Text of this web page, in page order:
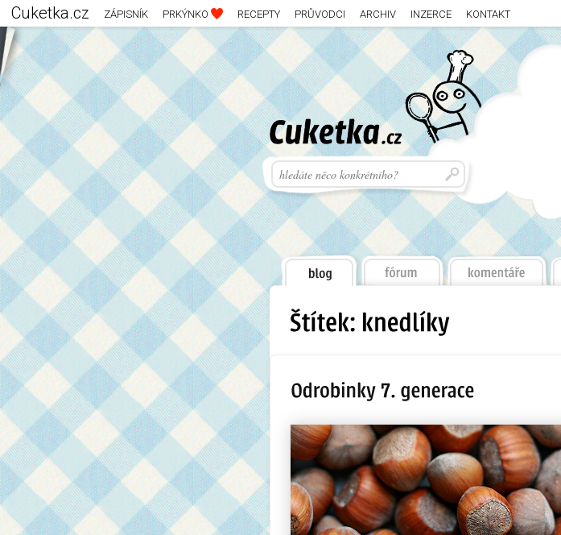
Cuketka.cz ZÁPISNÍK PRKÝNKO RECEPTY PRŮVODCI ARCHIV INZERCE KONTAKT